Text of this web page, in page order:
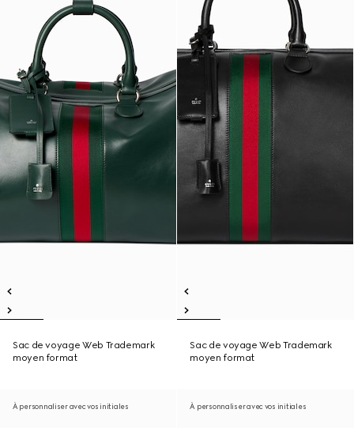
Sac de voyage Web Trademark
moyen format
Sac de voyage Web Trademark
moyen format
À personnaliser avec vos initiales À personnaliser avec vos initiales